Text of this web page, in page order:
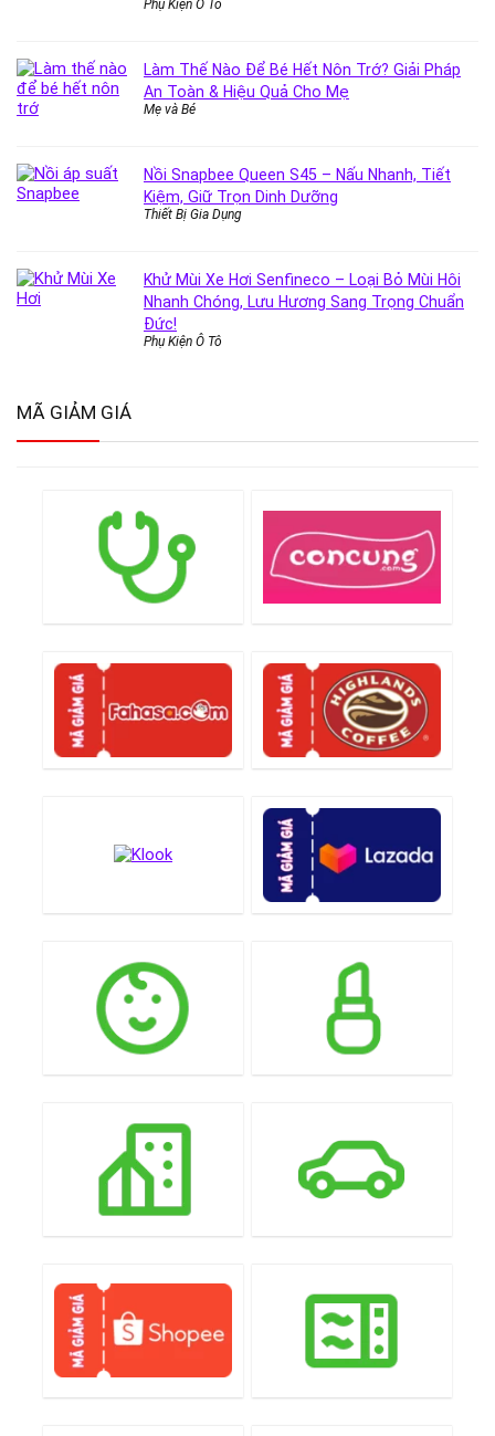
Phụ Kiện Ô Tô
Làm Thế Nào Để Bé Hết Nôn Trớ? Giải Pháp
An Toàn & Hiệu Quả Cho Mẹ
Mẹ và Bé
Nồi Snapbee Queen S45 – Nấu Nhanh, Tiết
Kiệm, Giữ Trọn Dinh Dưỡng
Thiết Bị Gia Dụng
Khử Mùi Xe Hơi Senfineco – Loại Bỏ Mùi Hôi
Nhanh Chóng, Lưu Hương Sang Trọng Chuẩn
Đức!
Phụ Kiện Ô Tô
MÃ GIẢM GIÁ